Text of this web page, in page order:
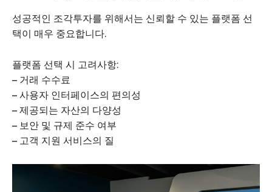
GB leader
성공적인 조각투자를 위해서는 신뢰할 수 있는 플랫폼 선
택이 매우 중요합니다.
플랫폼 선택 시 고려사항:
– 거래 수수료
– 사용자 인터페이스의 편의성
– 제공되는 자산의 다양성
– 보안 및 규제 준수 여부
– 고객 지원 서비스의 질